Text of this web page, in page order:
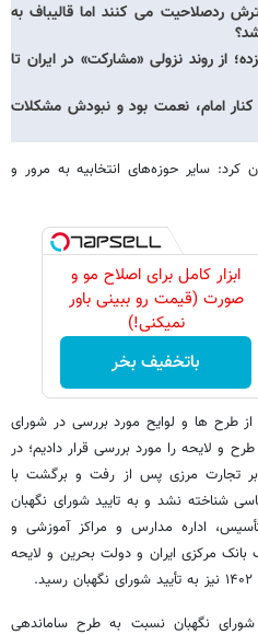
ردصلاحیت می کنند اما قالیباف به
از روند نزولی «مشارکت» در ایران تا
امام، نعمت بود و نبودش مشکلات
سایر حوزه‌های انتخابیه به مرور و
ابزار کامل برای اصلاح مو و
صورت (قیمت رو ببینی باور
نمیکنی!)
باتخفیف بخر
طرح ها و لوایح مورد بررسی در شورای
نگهبان پرداخت و گفت: در این مدت ۹ طرح و لایحه را مورد بررسی قرار دادیم؛ در
تجارت مرزی پس از رفت و برگشت با
شناخته نشد و به تایید شورای نگهبان
اداره مدارس و مراکز آموزشی و
بانک مرکزی ایران و دولت بحرین و لایحه
نگهبان نسبت به طرح ساماندهی